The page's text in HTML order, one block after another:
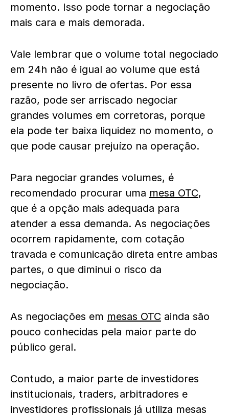
momento. Isso pode tornar a negociação
mais cara e mais demorada.
Vale lembrar que o volume total negociado
em 24h não é igual ao volume que está
presente no livro de ofertas. Por essa
razão, pode ser arriscado negociar
grandes volumes em corretoras, porque
ela pode ter baixa liquidez no momento, o
que pode causar prejuízo na operação.
Para negociar grandes volumes, é
recomendado procurar uma mesa OTC,
que é a opção mais adequada para
atender a essa demanda. As negociações
ocorrem rapidamente, com cotação
travada e comunicação direta entre ambas
partes, o que diminui o risco da
negociação.
As negociações em mesas OTC ainda são
pouco conhecidas pela maior parte do
público geral.
Contudo, a maior parte de investidores
institucionais, traders, arbitradores e
investidores profissionais já utiliza mesas